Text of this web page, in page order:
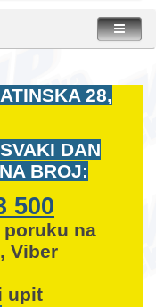
28,
DAN
BROJ:
500
na
Viber
upit